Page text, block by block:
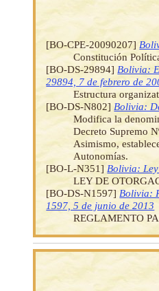
[BO-CPE-20090207]
Constitución
[BO-DS-29894] Bolivia:
29894, 7 de febrero de
Estructura
[BO-DS-N802] Bolivia:
Modifica la
Decreto Supremo
Asimismo,
Autonomías.
[BO-L-N351] Bolivia:
LEY DE
[BO-DS-N1597] Bolivia:
1597, 5 de junio de 2013
REGLAMENTO